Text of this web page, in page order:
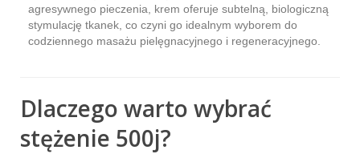
agresywnego pieczenia, krem oferuje subtelną, biologiczną
stymulację tkanek, co czyni go idealnym wyborem do
codziennego masażu pielęgnacyjnego i regeneracyjnego.
Dlaczego warto wybrać
stężenie 500j?